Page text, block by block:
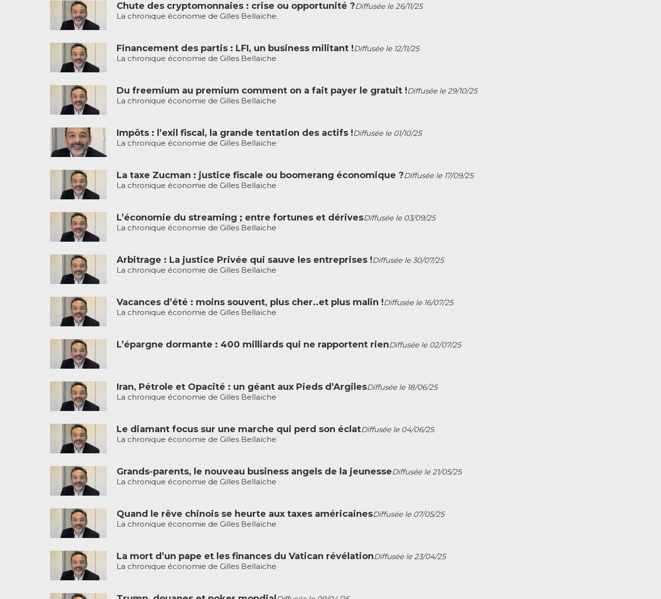
Chute des cryptomonnaies : crise ou opportunité ?Diffusée le 26/11/25
La chronique économie de Gilles Bellaïche.
Financement des partis : LFI, un business militant !Diffusée le 12/11/25
La chronique économie de Gilles Bellaïche
Du freemium au premium comment on a fait payer le gratuit !Diffusée le 29/10/25
La chronique économie de Gilles Bellaïche
Impôts : l’exil fiscal, la grande tentation des actifs !Diffusée le 01/10/25
La chronique économie de Gilles Bellaïche
La taxe Zucman : justice fiscale ou boomerang économique ?Diffusée le 17/09/25
La chronique économie de Gilles Bellaïche
L’économie du streaming ; entre fortunes et dérivesDiffusée le 03/09/25
La chronique économie de Gilles Bellaïche
Arbitrage : La justice Privée qui sauve les entreprises !Diffusée le 30/07/25
La chronique économie de Gilles Bellaïche
Vacances d’été : moins souvent, plus cher..et plus malin !Diffusée le 16/07/25
La chronique économie de Gilles Bellaïche
L’épargne dormante : 400 milliards qui ne rapportent rienDiffusée le 02/07/25
Iran, Pétrole et Opacité : un géant aux Pieds d’ArgilesDiffusée le 18/06/25
La chronique économie de Gilles Bellaïche
Le diamant focus sur une marche qui perd son éclatDiffusée le 04/06/25
La chronique économie de Gilles Bellaïche
Grands-parents, le nouveau business angels de la jeunesseDiffusée le 21/05/25
La chronique économie de Gilles Bellaïche
Quand le rêve chinois se heurte aux taxes américainesDiffusée le 07/05/25
La chronique économie de Gilles Bellaïche
La mort d’un pape et les finances du Vatican révélationDiffusée le 23/04/25
La chronique économie de Gilles Bellaïche